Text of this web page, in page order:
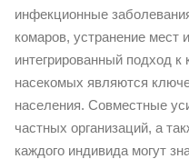
инфекционные
комаров, устранение мест
интегрированный подход
насекомых являются
населения. Совместные
частных организаций, а
каждого индивида могут